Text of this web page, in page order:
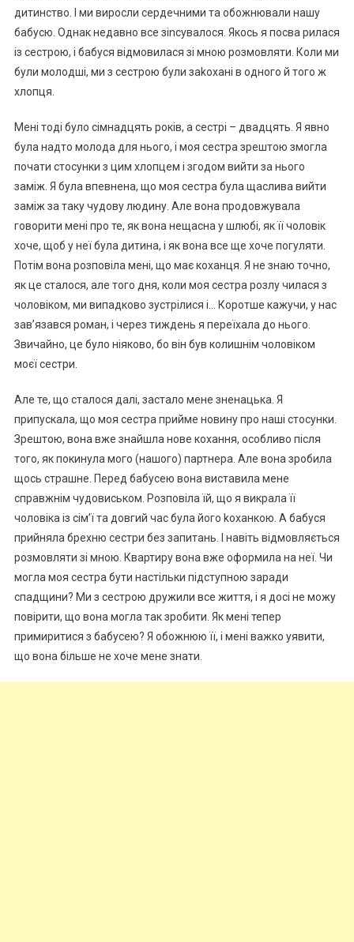
дитинство. І ми виросли сердечними та обожнювали нашу
бабусю. Однак недавно все зіnсувалося. Якось я посва рилася
із сестрою, і бабуся відмовилася зі мною розмовляти. Коли ми
були молодші, ми з сестрою були заkохані в одного й того ж
хлопця.
Мені тоді було сімнадцять років, а сестрі – двадцять. Я явно
була надто молода для нього, і моя сестра зрештою змогла
почати стосунки з цим хлопцем і згодом вийти за нього
заміж. Я була впевнена, що моя сестра була щаслива вийти
заміж за таку чудову людину. Але вона продовжувала
говорити мені про те, як вона нещасна у шлюбі, як її чоловік
хоче, щоб у неї була дитина, і як вона все ще хоче погуляти.
Потім вона розповіла мені, що має коханця. Я не знаю точно,
як це сталося, але того дня, коли моя сестра розлу чилася з
чоловіком, ми випадково зустрілися і… Коротше кажучи, у нас
зав’язався роман, і через тиждень я переїхала до нього.
Звичайно, це було ніяково, бо він був колишнім чоловіком
моєї сестри.
Але те, що сталося далі, застало мене зненацька. Я
припускала, що моя сестра прийме новину про наші стосунки.
Зрештою, вона вже знайшла нове кохання, особливо після
того, як покинула мого (нашого) партнера. Але вона зробила
щось страшне. Перед бабусею вона виставила мене
справжнім чудовиськом. Розповіла їй, що я викрала її
чоловіка із сім’ї та довгий час була його kоханкою. А бабуся
прийняла брехню сестри без запитань. І навіть відмовляється
розмовляти зі мною. Квартиру вона вже оформила на неї. Чи
могла моя сестра бути настільки підступною заради
спадщини? Ми з сестрою дружили все життя, і я досі не можу
повірити, що вона могла так зробити. Як мені тепер
примиритися з бабусею? Я обожнюю її, і мені важко уявити,
що вона більше не хоче мене знати.